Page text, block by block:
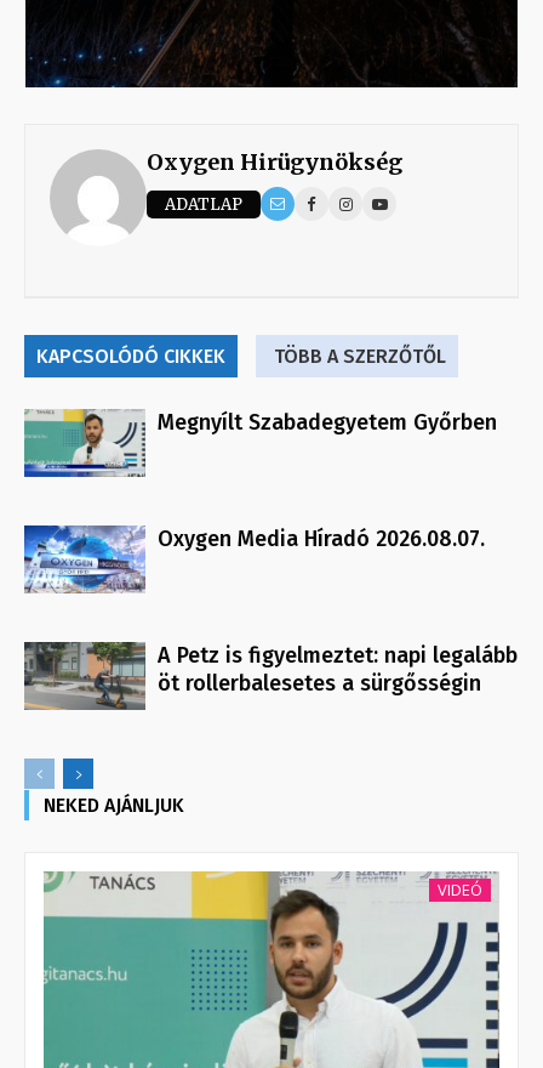
Oxygen Hirügynökség
ADATLAP
KAPCSOLÓDÓ CIKKEK TÖBB A SZERZŐTŐL
Megnyílt Szabadegyetem Győrben
Oxygen Media Híradó 2026.08.07.
A Petz is figyelmeztet: napi legalább
öt rollerbalesetes a sürgősségin
NEKED AJÁNLJUK
VIDEÓ